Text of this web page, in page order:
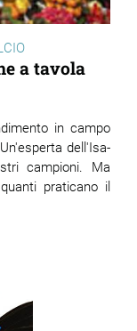
a tavola
in campo
dell'Isa-
campioni. Ma
praticano il